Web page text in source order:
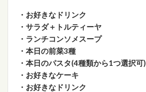
・お好きなドリンク
・サラダ＋トルティーヤ
・ランチコンソメスープ
・本日の前菜3種
・本日のパスタ(4種類から1つ選択可)
・お好きなケーキ
・お好きなドリンク